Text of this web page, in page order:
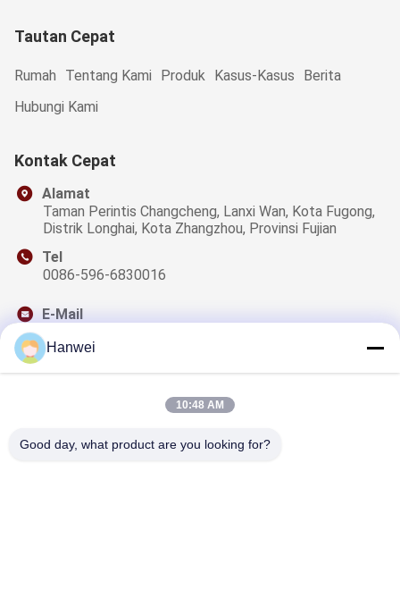
Tautan Cepat
Rumah Tentang Kami Produk Kasus-Kasus
Berita
Hubungi Kami
Kontak Cepat
Alamat
Taman Perintis Changcheng, Lanxi Wan, Kota Fugong,
Distrik Longhai, Kota Zhangzhou, Provinsi Fujian
Tel
0086-596-6830016
E-Mail
Berlangganan buletin kami untuk diskon dan lainnya.
Hanwei
10:48 AM
Good day, what product are you looking for?